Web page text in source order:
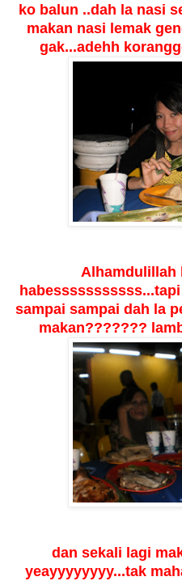
ko balun ..dah la nasi
makan nasi lemak
gak...adehh
Alhamdulillah
sampai sampai dah la
makan???????
dan sekali lagi
yeayyyyyyyy...tak